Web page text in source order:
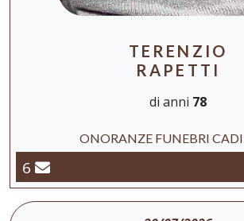
TERENZIO
RAPETTI
di anni 78
ONORANZE FUNEBRI
6